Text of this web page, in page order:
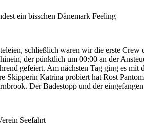
ein bisschen Dänemark Feeling
schließlich waren wir die erste
der pünktlich um 00:00 an der
gefeiert. Am nächsten Tag ging es
Skipperin Katrina probiert hat Rost
Der Badestopp und der
Seefahrt